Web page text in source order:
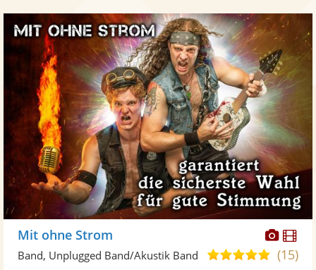
Mit ohne Strom
4,9(15)
Band, Unplugged Band/Akustik Band